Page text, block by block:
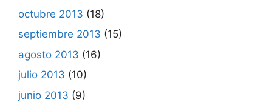
octubre 2013 (18)
septiembre 2013 (15)
agosto 2013 (16)
julio 2013 (10)
junio 2013 (9)